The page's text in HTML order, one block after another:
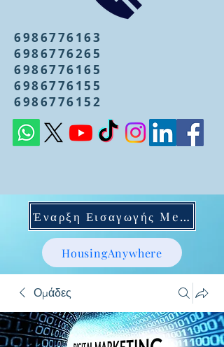
6986776163
6986776265
6986776165
6986776155
6986776152
Έναρξη Εισαγωγής Mentoring
HousingAnywhere
Ομάδες